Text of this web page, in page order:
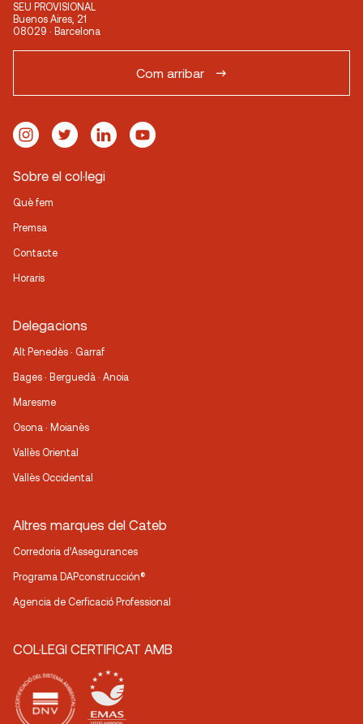
SEU PROVISIONAL
Buenos Aires, 21
08029 · Barcelona
Com arribar
Sobre el col·legi
Què fem
Premsa
Contacte
Horaris
Delegacions
Alt Penedès · Garraf
Bages · Berguedà · Anoia
Maresme
Osona · Moianès
Vallès Oriental
Vallès Occidental
Altres marques del Cateb
Corredoria d’Assegurances
Programa DAPconstrucción®
Agencia de Cerficació Professional
COL·LEGI CERTIFICAT AMB